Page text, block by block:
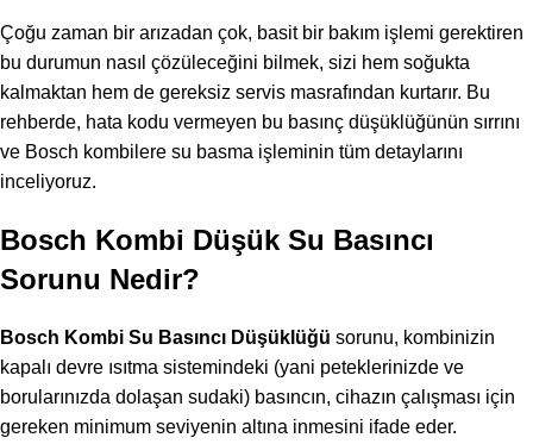
Çoğu zaman bir arızadan çok, basit bir bakım işlemi gerektiren
bu durumun nasıl çözüleceğini bilmek, sizi hem soğukta
kalmaktan hem de gereksiz servis masrafından kurtarır. Bu
rehberde, hata kodu vermeyen bu basınç düşüklüğünün sırrını
ve Bosch kombilere su basma işleminin tüm detaylarını
inceliyoruz.
Bosch Kombi Düşük Su Basıncı
Sorunu Nedir?
Bosch Kombi Su Basıncı Düşüklüğü sorunu, kombinizin
kapalı devre ısıtma sistemindeki (yani peteklerinizde ve
borularınızda dolaşan sudaki) basıncın, cihazın çalışması için
gereken minimum seviyenin altına inmesini ifade eder.